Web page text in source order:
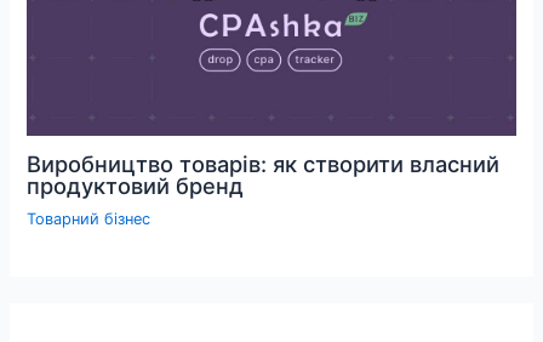
Виробництво товарів: як створити власний
продуктовий бренд
Товарний бізнес